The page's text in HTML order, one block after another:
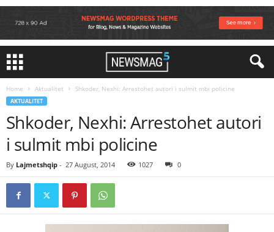
Home Aktualitet Shkoder, Nexhi: Arrestohet autori i sulmit mbi policine
AKTUALITET
Shkoder, Nexhi: Arrestohet autori
i sulmit mbi policine
By Lajmetshqip - 27 August, 2014 1027 0